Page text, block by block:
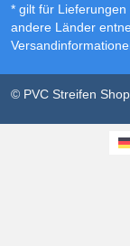
* gilt für
andere Länder
© PVC Streifen